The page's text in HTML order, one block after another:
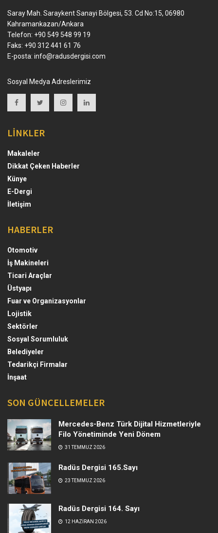
Saray Mah. Saraykent Sanayi Bölgesi, 53. Cd No:15, 06980
Kahramankazan/Ankara
Telefon: +90 549 548 99 19
Faks: +90 312 441 61 76
E-posta: info@radusdergisi.com
Sosyal Medya Adreslerimiz
LİNKLER
Makaleler
Dikkat Çeken Haberler
Künye
E-Dergi
İletişim
HABERLER
Otomotiv
İş Makineleri
Ticari Araçlar
Üstyapı
Fuar ve Organizasyonlar
Lojistik
Sektörler
Sosyal Sorumluluk
Belediyeler
Tedarikçi Firmalar
İnşaat
SON GÜNCELLEMELER
Mercedes-Benz Türk Dijital Hizmetleriyle
Filo Yönetiminde Yeni Dönem
31 TEMMUZ 2026
Radüs Dergisi 165.Sayı
23 TEMMUZ 2026
Radüs Dergisi 164. Sayı
12 HAZIRAN 2026